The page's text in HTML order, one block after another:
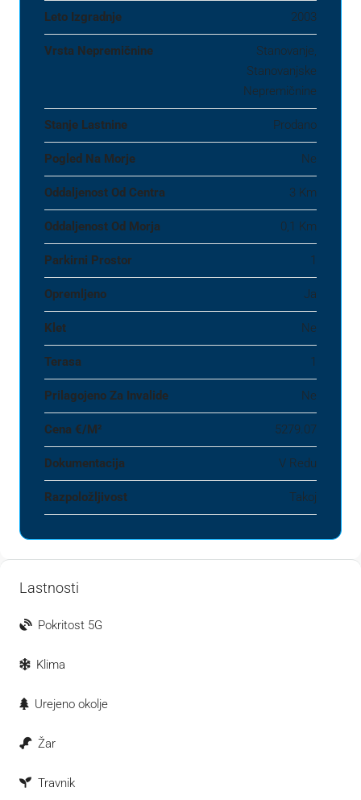
Leto Izgradnje 2003
Vrsta Nepremičnine
Stanovanje,
Stanovanjske
Nepremičnine
Stanje Lastnine Prodano
Pogled Na Morje Ne
Oddaljenost Od Centra 3 Km
Oddaljenost Od Morja 0,1 Km
Parkirni Prostor 1
Opremljeno Ja
Klet Ne
Terasa 1
Prilagojeno Za Invalide Ne
Cena €‎/m² 5279.07
Dokumentacija V Redu
Razpoložljivost Takoj
Lastnosti
Pokritost 5G
Klima
Urejeno okolje
Žar
Travnik